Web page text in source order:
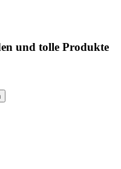
und tolle Produkte